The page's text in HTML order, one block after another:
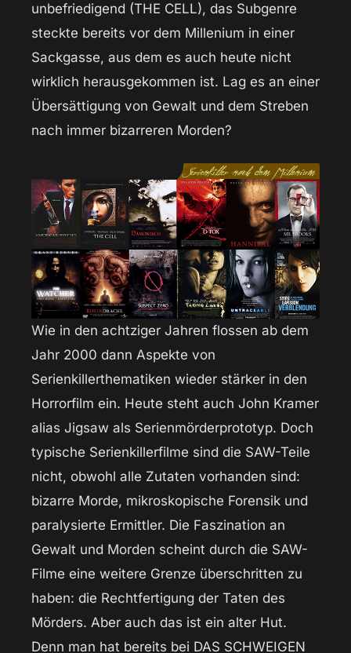
unbefriedigend (THE CELL), das Subgenre
steckte bereits vor dem Millenium in einer
Sackgasse, aus dem es auch heute nicht
wirklich herausgekommen ist. Lag es an einer
Übersättigung von Gewalt und dem Streben
nach immer bizarreren Morden?
Wie in den achtziger Jahren flossen ab dem
Jahr 2000 dann Aspekte von
Serienkillerthematiken wieder stärker in den
Horrorfilm ein. Heute steht auch John Kramer
alias Jigsaw als Serienmörderprototyp. Doch
typische Serienkillerfilme sind die SAW-Teile
nicht, obwohl alle Zutaten vorhanden sind:
bizarre Morde, mikroskopische Forensik und
paralysierte Ermittler. Die Faszination an
Gewalt und Morden scheint durch die SAW-
Filme eine weitere Grenze überschritten zu
haben: die Rechtfertigung der Taten des
Mörders. Aber auch das ist ein alter Hut.
Denn man hat bereits bei DAS SCHWEIGEN